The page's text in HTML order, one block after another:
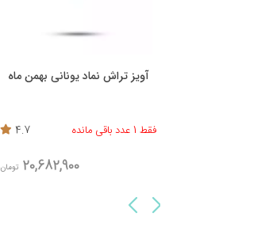
آویز تراش نماد یونانی بهمن ماه
فقط 1 عدد باقی مانده 4.7
20,682,900 تومان